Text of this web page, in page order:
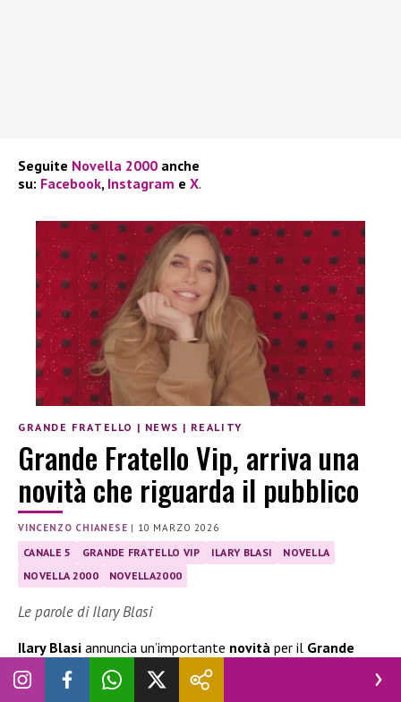
Seguite Novella 2000 anche
su: Facebook, Instagram e X.
GRANDE FRATELLO | NEWS | REALITY
Grande Fratello Vip, arriva una
novità che riguarda il pubblico
VINCENZO CHIANESE | 10 MARZO 2026
CANALE 5 GRANDE FRATELLO VIP ILARY BLASI
NOVELLA
NOVELLA 2000
NOVELLA2000
Le parole di Ilary Blasi
Ilary Blasi annuncia un’importante novità per il Grande
coinvolgimento del pubblico
ecco di cosa si tratta e le parole della conduttrice.